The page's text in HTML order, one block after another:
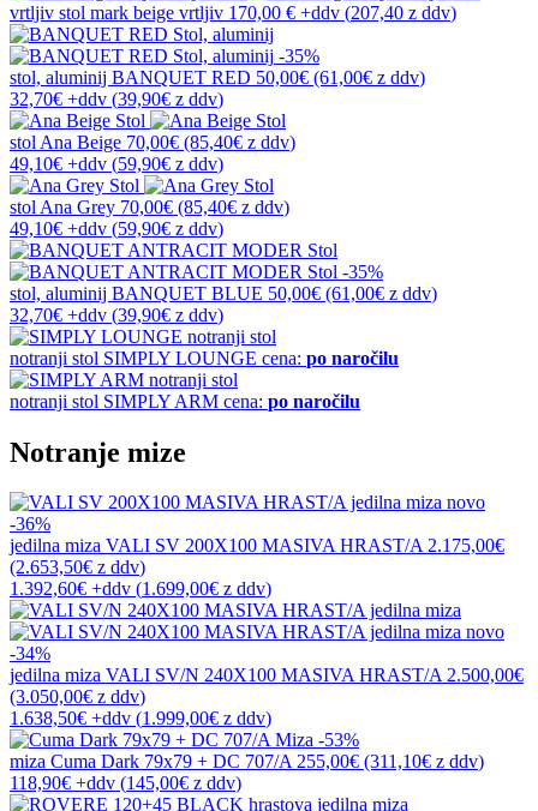
vrtljiv stol mark beige vrtljiv 170,00 € +ddv (207,40 z ddv)
-35%
stol, aluminij BANQUET RED 50,00€ (61,00€ z ddv)
32,70€ +ddv (39,90€ z ddv)
stol Ana Beige 70,00€ (85,40€ z ddv)
49,10€ +ddv (59,90€ z ddv)
stol Ana Grey 70,00€ (85,40€ z ddv)
49,10€ +ddv (59,90€ z ddv)
-35%
stol, aluminij BANQUET BLUE 50,00€ (61,00€ z ddv)
32,70€ +ddv (39,90€ z ddv)
notranji stol SIMPLY LOUNGE cena: po naročilu
notranji stol SIMPLY ARM cena: po naročilu
Notranje mize
novo
-36%
jedilna miza VALI SV 200X100 MASIVA HRAST/A 2.175,00€
(2.653,50€ z ddv)
1.392,60€ +ddv (1.699,00€ z ddv)
novo
-34%
jedilna miza VALI SV/N 240X100 MASIVA HRAST/A 2.500,00€
(3.050,00€ z ddv)
1.638,50€ +ddv (1.999,00€ z ddv)
-53%
miza Cuma Dark 79x79 + DC 707/A 255,00€ (311,10€ z ddv)
118,90€ +ddv (145,00€ z ddv)